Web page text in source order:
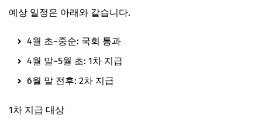
예상 일정은 아래와 같습니다.
4월 초~중순: 국회 통과
4월 말~5월 초: 1차 지급
6월 말 전후: 2차 지급
1차 지급 대상